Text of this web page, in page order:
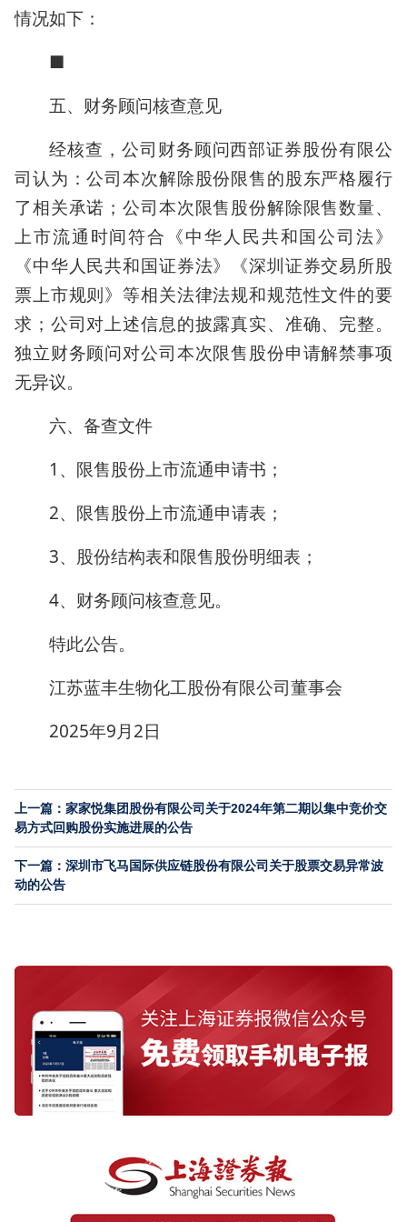
情况如下：
■
五、财务顾问核查意见
经核查，公司财务顾问西部证券股份有限公
司认为：公司本次解除股份限售的股东严格履行
了相关承诺；公司本次限售股份解除限售数量、
上市流通时间符合《中华人民共和国公司法》
《中华人民共和国证券法》《深圳证券交易所股
票上市规则》等相关法律法规和规范性文件的要
求；公司对上述信息的披露真实、准确、完整。
独立财务顾问对公司本次限售股份申请解禁事项
无异议。
六、备查文件
1、限售股份上市流通申请书；
2、限售股份上市流通申请表；
3、股份结构表和限售股份明细表；
4、财务顾问核查意见。
特此公告。
江苏蓝丰生物化工股份有限公司董事会
2025年9月2日
上一篇：家家悦集团股份有限公司关于2024年第二期以集中竞价交
易方式回购股份实施进展的公告
下一篇：深圳市飞马国际供应链股份有限公司关于股票交易异常波
动的公告